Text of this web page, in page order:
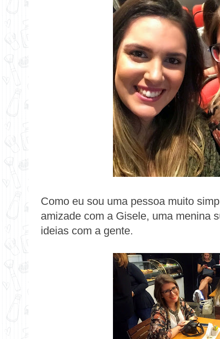
Como eu sou uma pessoa muito
amizade com a Gisele, uma menina
ideias com a gente.